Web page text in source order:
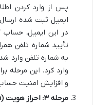
پس از وارد کردن
ایمیل ثبت شده
در این ایمیل،
تأیید شماره تلفن
به شماره تلفن وارد
وارد کرد. این مرحله
و افزایش امنیت
مرحله ۳: احراز هویت (Identity Verification):